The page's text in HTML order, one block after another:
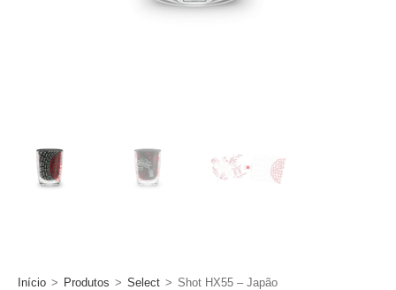
Início > Produtos > Select > Shot HX55 – Japão